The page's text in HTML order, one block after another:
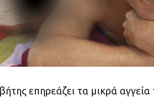
επηρεάζει τα μικρά